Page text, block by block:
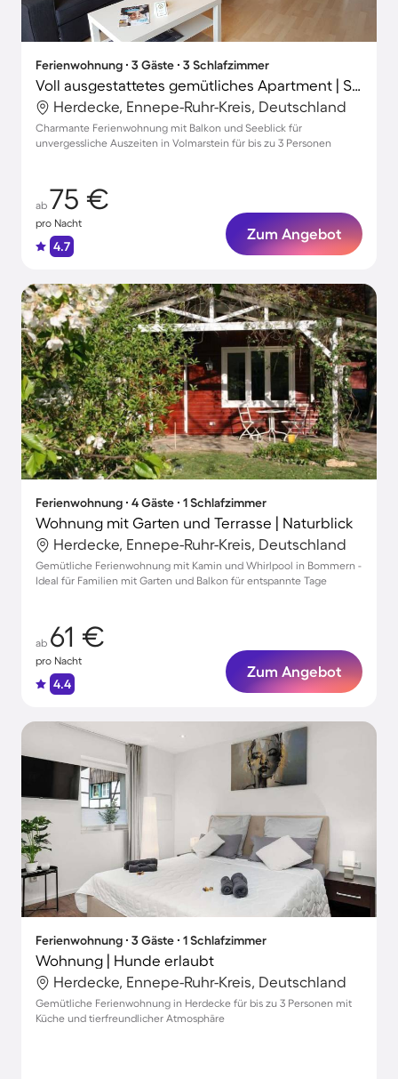
Ferienwohnung ∙ 3 Gäste ∙ 3 Schlafzimmer
Voll ausgestattetes gemütliches Apartment | Seeblick | Ideal für Homeoffice
Herdecke, Ennepe-Ruhr-Kreis, Deutschland
Charmante Ferienwohnung mit Balkon und Seeblick für
unvergessliche Auszeiten in Volmarstein für bis zu 3 Personen
ab 75 €
pro Nacht
4.7
Zum Angebot
Ferienwohnung ∙ 4 Gäste ∙ 1 Schlafzimmer
Wohnung mit Garten und Terrasse | Naturblick
Herdecke, Ennepe-Ruhr-Kreis, Deutschland
Gemütliche Ferienwohnung mit Kamin und Whirlpool in Bommern -
Ideal für Familien mit Garten und Balkon für entspannte Tage
ab 61 €
pro Nacht
4.4
Zum Angebot
Ferienwohnung ∙ 3 Gäste ∙ 1 Schlafzimmer
Wohnung | Hunde erlaubt
Herdecke, Ennepe-Ruhr-Kreis, Deutschland
Gemütliche Ferienwohnung in Herdecke für bis zu 3 Personen mit
Küche und tierfreundlicher Atmosphäre